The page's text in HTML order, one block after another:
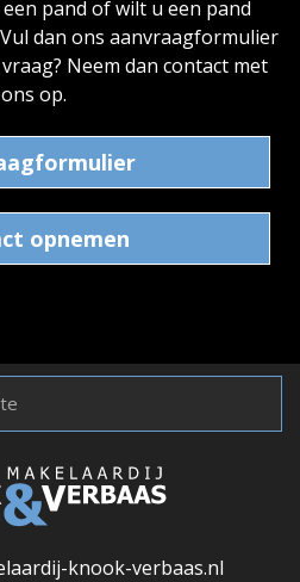
pand of wilt u een pand
dan ons aanvraagformulier
Neem dan contact met
ons op.
opnemen
knook-verbaas.nl